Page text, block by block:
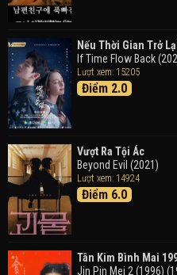
Trong Tranh
Doraemon the
Tháng Ngày Tươi
Nếu Thời Gian Trở
If Time Flow Back
Lượt xem: 15205
Điểm 2.0
Vượt Ra Tội Ác
Beyond Evil (2021)
Lượt xem: 14924
Điểm 6.0
Tân Kim Bình Mai
Jin Pin Mei 2 (1996)